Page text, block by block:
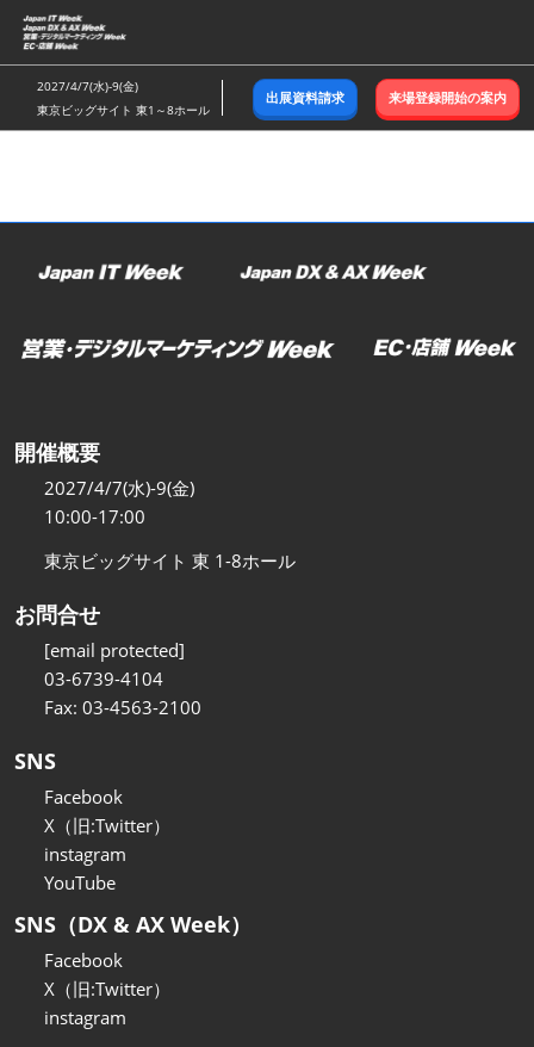
ス
キ
ッ
し
む
2027/4/7(水)-9(金)
東京ビッグサイト 東1～8ホール
出展資料請求 来場登録開始の案内
開催概要
2027/4/7(水)-9(金)
10:00-17:00
東京ビッグサイト 東 1-8ホール
お問合せ
[email protected]
03-6739-4104
Fax: 03-4563-2100
SNS
Facebook
X（旧:Twitter）
instagram
YouTube
SNS（DX & AX Week）
Facebook
X（旧:Twitter）
instagram